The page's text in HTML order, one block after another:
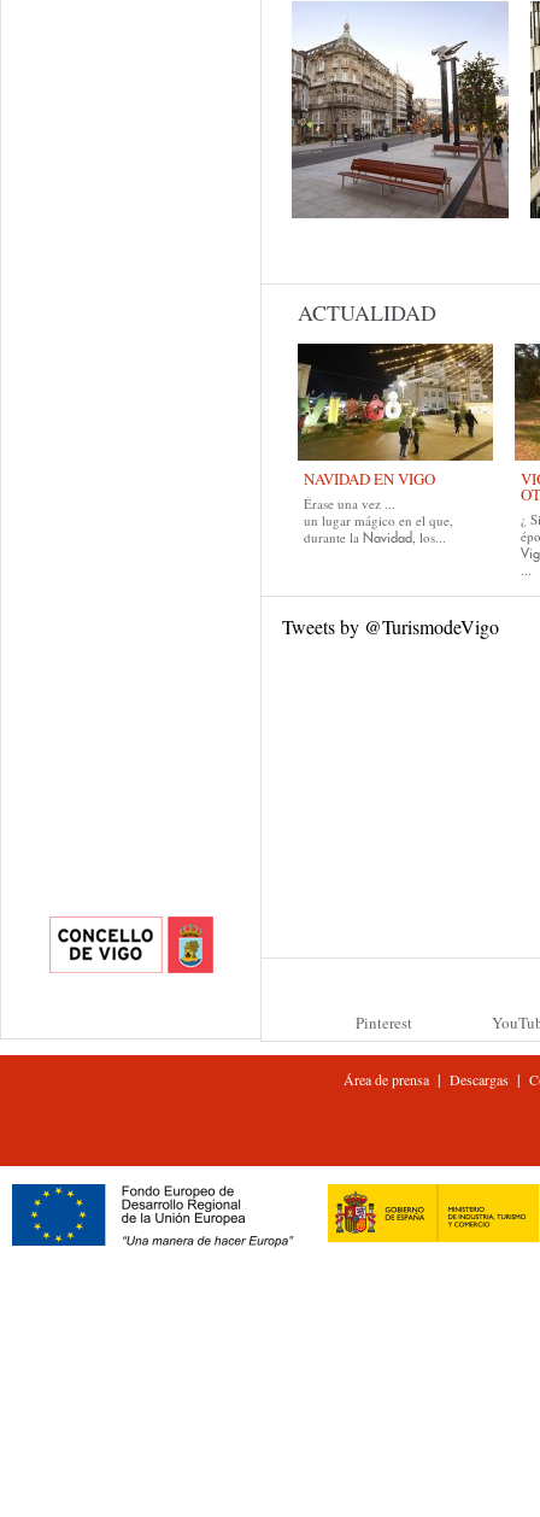
ACTUALIDAD
NAVIDAD EN VIGO
Érase una vez ...
un lugar mágico en el que,
durante la Navidad, los...
¿
...
Tweets by @TurismodeVigo
Pinterest
Área de prensa| Descargas|